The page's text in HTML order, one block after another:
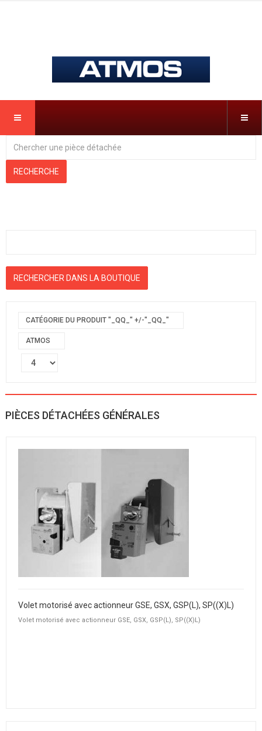
CATÉGORIE DU PRODUIT "_QQ_" +/-"_QQ_"
ATMOS
PIÈCES DÉTACHÉES GÉNÉRALES
Volet motorisé avec actionneur GSE, GSX, GSP(L), SP((X)L)
Volet motorisé avec actionneur GSE, GSX, GSP(L), SP((X)L)